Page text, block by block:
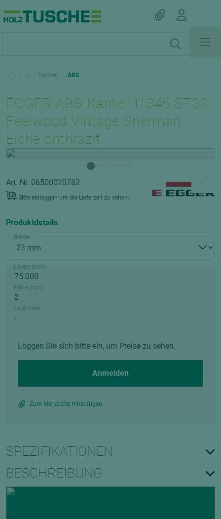
... Kanten ABS
EGGER ABS-Kante H1346 ST32
Feelwood Vintage Sherman
Eiche anthrazit
Art.-Nr. 06500020282
Bitte einloggen um die Lieferzeit zu sehen.
Produktdetails
Breite
Länge (mm)
Höhe (mm)
Laufmeter
Loggen Sie sich bitte ein, um Preise zu sehen.
Anmelden
Zum Merkzettel hinzufügen
SPEZIFIKATIONEN
BESCHREIBUNG